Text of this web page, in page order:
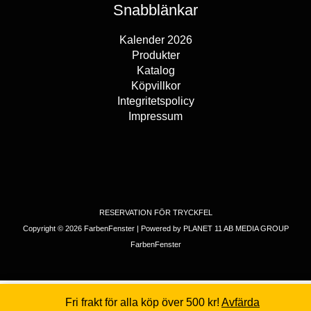
Fri frakt för alla köp över 500 kr! Avfärda
Snabblänkar
Kalender 2026
Produkter
Katalog
Köpvillkor
Integritetspolicy
Impressum
RESERVATION FÖR TRYCKFEL
Copyright © 2026 FarbenFenster | Powered by PLANET 11 AB MEDIA GROUP
FarbenFenster